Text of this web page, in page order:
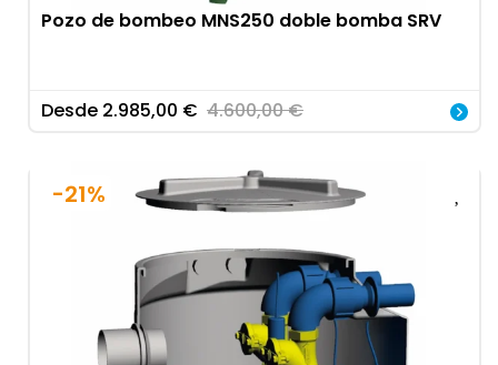
Pozo de bombeo MNS250 doble bomba SRV
Desde 2.985,00 € 4.600,00€
-21%